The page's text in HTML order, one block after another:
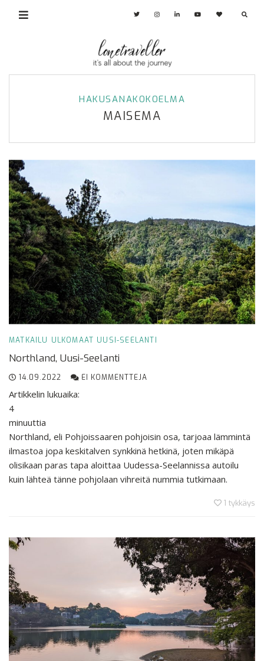
HAKUSANAKOKOELMA
MAISEMA
MATKAILU ULKOMAAT UUSI-SEELANTI
Northland, Uusi-Seelanti
14.09.2022 EI KOMMENTTEJA
Artikkelin lukuaika:
4
minuuttia
Northland, eli Pohjoissaaren pohjoisin osa, tarjoaa lämmintä
ilmastoa jopa keskitalven synkkinä hetkinä, joten mikäpä
olisikaan paras tapa aloittaa Uudessa-Seelannissa autoilu
kuin lähteä tänne pohjolaan vihreitä nummia tutkimaan.
1 tykkäys